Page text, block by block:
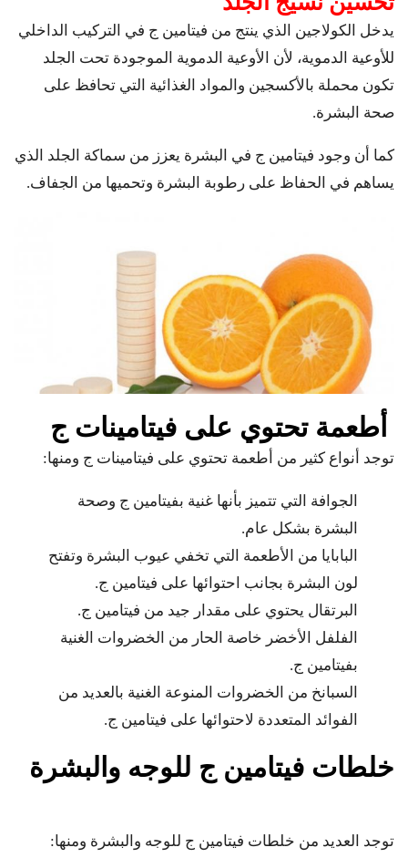
يدخل الكولاجين الذي ينتج من فيتامين ج في التركيب الداخلي
للأوعية الدموية، لأن الأوعية الدموية الموجودة تحت الجلد
تكون محملة بالأكسجين والمواد الغذائية التي تحافظ على
صحة البشرة.
كما أن وجود فيتامين ج في البشرة يعزز من سماكة الجلد الذي
يساهم في الحفاظ على رطوبة البشرة وتحميها من الجفاف.
أطعمة تحتوي على فيتامينات ج
توجد أنواع كثير من أطعمة تحتوي على فيتامينات ج ومنها:
الجوافة التي تتميز بأنها غنية بفيتامين ج وصحة
البشرة بشكل عام.
البابايا من الأطعمة التي تخفي عيوب البشرة وتفتح
لون البشرة بجانب احتوائها على فيتامين ج.
البرتقال يحتوي على مقدار جيد من فيتامين ج.
الفلفل الأخضر خاصة الحار من الخضروات الغنية
بفيتامين ج.
السبانخ من الخضروات المنوعة الغنية بالعديد من
الفوائد المتعددة لاحتوائها على فيتامين ج.
خلطات فيتامين ج للوجه والبشرة
توجد العديد من خلطات فيتامين ج للوجه والبشرة ومنها: